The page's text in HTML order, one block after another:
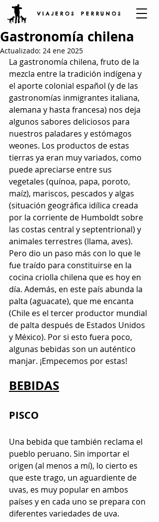
V I A J E R O S P E R R U N O S
Gastronomía chilena
Actualizado: 24 ene 2025
La gastronomía chilena, fruto de la
mezcla entre la tradición indígena y
el aporte colonial español (y de las
gastronomías inmigrantes italiana,
alemana y hasta francesa) nos deja
algunos sabores deliciosos para
nuestros paladares y estómagos
weones. Los productos de estas
tierras ya eran muy variados, como
puede apreciarse entre sus
vegetales (quínoa, papa, poroto,
maíz), mariscos, pescados y algas
(situación geográfica idílica creada
por la corriente de Humboldt sobre
las costas central y septentrional) y
animales terrestres (llama, aves).
Pero dio un paso más con lo que le
fue traído para constituirse en la
cocina criolla chilena que es hoy en
día. Además, en este país abunda la
palta (aguacate), que me encanta
(Chile es el tercer productor mundial
de palta después de Estados Unidos
y México). Por si esto fuera poco,
algunas bebidas son un auténtico
manjar. ¡Empecemos por estas!
BEBIDAS
PISCO
Una bebida que también reclama el
pueblo peruano. Sin importar el
origen (al menos a mí), lo cierto es
que este trago, un aguardiente de
uvas, es muy popular en ambos
países y en cada uno se prepara con
diferentes variedades de uva.